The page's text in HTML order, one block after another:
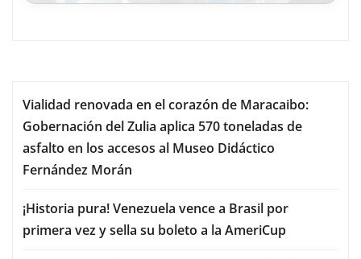
Vialidad renovada en el corazón de Maracaibo:
Gobernación del Zulia aplica 570 toneladas de
asfalto en los accesos al Museo Didáctico
Fernández Morán
¡Historia pura! Venezuela vence a Brasil por
primera vez y sella su boleto a la AmeriCup